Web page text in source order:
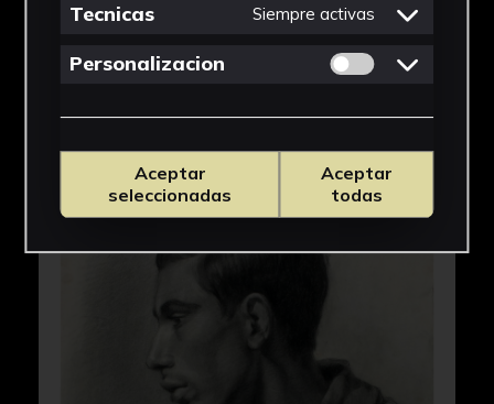
Tecnicas Siempre activas
Personalizacion Permitir cookies
Aceptar
seleccionadas
Aceptar
todas